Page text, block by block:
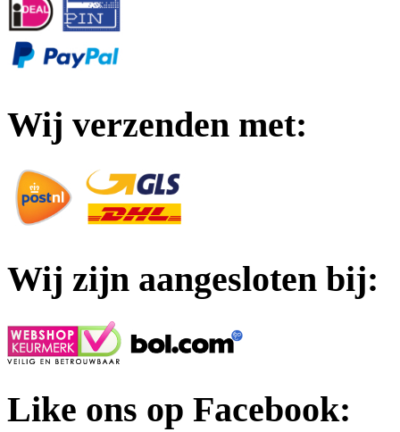
Wij verzenden met:
Wij zijn aangesloten bij:
Like ons op Facebook: